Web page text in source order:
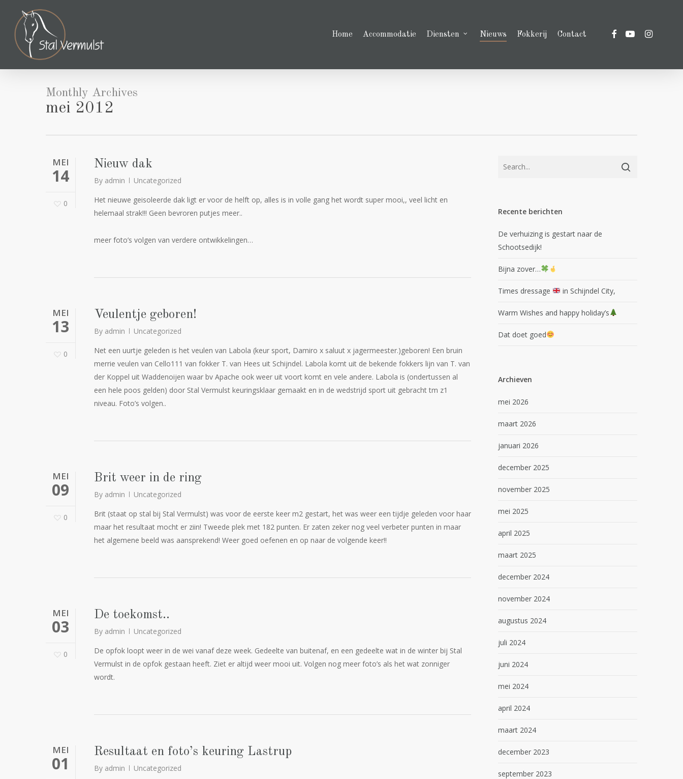
main
content
Home Accommodatie Diensten Nieuws Fokkerij Contact facebookyoutubeinstagram
Monthly Archives
mei 2012
MEI
14
0
Nieuw dak
By admin
Uncategorized
Het nieuwe geisoleerde dak ligt er voor de helft op, alles is in volle gang het wordt super mooi,, veel licht en
helemaal strak!!! Geen bevroren putjes meer..
meer foto’s volgen van verdere ontwikkelingen…
MEI
13
0
Veulentje geboren!
By admin
Uncategorized
Net een uurtje geleden is het veulen van Labola (keur sport, Damiro x saluut x jagermeester.)geboren! Een bruin
merrie veulen van Cello111 van fokker T. van Hees uit Schijndel. Labola komt uit de bekende fokkers lijn van T. van
der Koppel uit Waddenoijen waar bv Apache ook weer uit voort komt en vele andere. Labola is (ondertussen al
een hele poos gelden) door Stal Vermulst keuringsklaar gemaakt en in de wedstrijd sport uit gebracht tm z1
niveau. Foto’s volgen..
MEI
09
0
Brit weer in de ring
By admin
Uncategorized
Brit (staat op stal bij Stal Vermulst) was voor de eerste keer m2 gestart, het was weer een tijdje geleden voor haar
maar het resultaat mocht er ziin! Tweede plek met 182 punten. Er zaten zeker nog veel verbeter punten in maar
het algemene beeld was aansprekend! Weer goed oefenen en op naar de volgende keer!!
MEI
03
0
De toekomst..
By admin
Uncategorized
De opfok loopt weer in de wei vanaf deze week. Gedeelte van buitenaf, en een gedeelte wat in de winter bij Stal
Vermulst in de opfok gestaan heeft. Ziet er altijd weer mooi uit. Volgen nog meer foto’s als het wat zonniger
wordt.
MEI
01
Resultaat en foto’s keuring Lastrup
By admin
Uncategorized
Recente berichten
De verhuizing is gestart naar de
Schootsedijk!
Bijna zover…
Times dressage in Schijndel City,
Warm Wishes and happy holiday’s
Dat doet goed
Archieven
mei 2026
maart 2026
januari 2026
december 2025
november 2025
mei 2025
april 2025
maart 2025
december 2024
november 2024
augustus 2024
juli 2024
juni 2024
mei 2024
april 2024
maart 2024
december 2023
september 2023